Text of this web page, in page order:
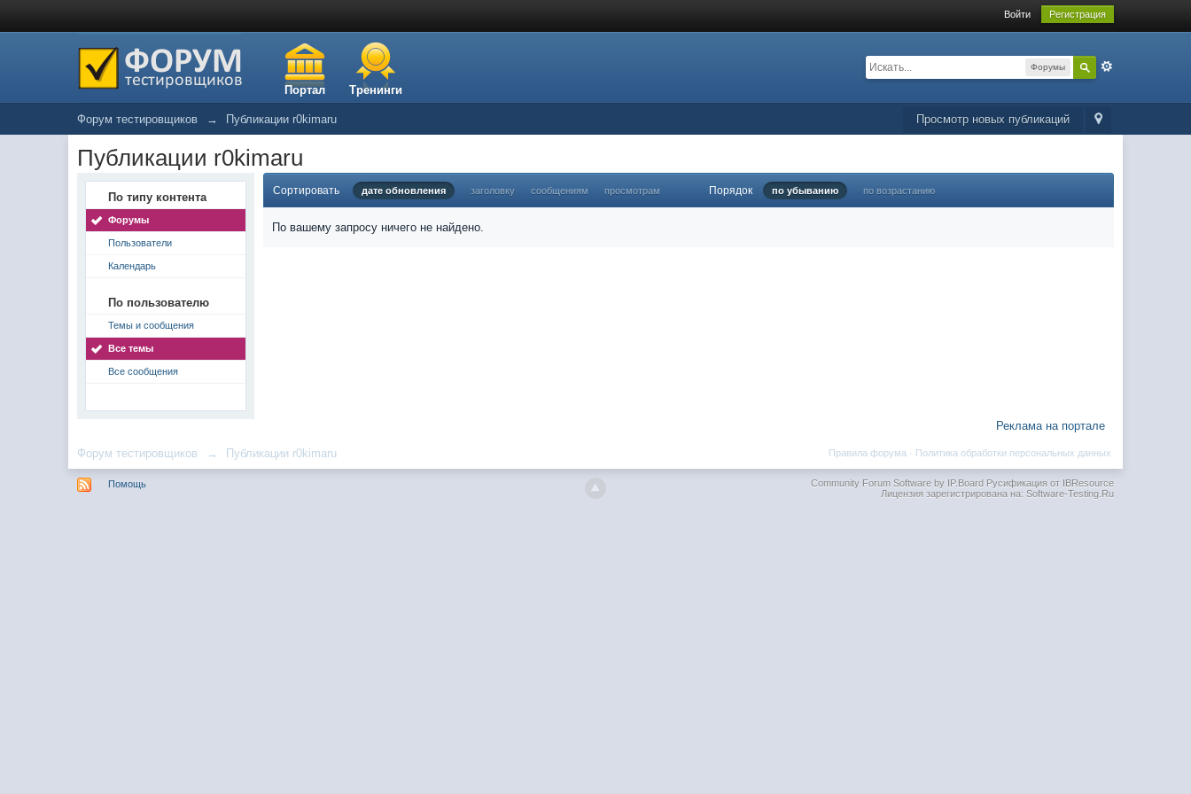
Войти Регистрация
Портал Тренинги
Форумы
Просмотр новых публикаций
Форум тестировщиков → Публикации r0kimaru
Публикации r0kimaru
По типу контента
Форумы
Пользователи
Календарь
По пользователю
Темы и сообщения
Все темы
Все сообщения
Сортировать дате обновления заголовку сообщениям просмотрам Порядок по убыванию по возрастанию
По вашему запросу ничего не найдено.
Реклама на портале
Форум тестировщиков → Публикации r0kimaru Политика обработки персональных данных
Правила форума ·
Помощь Community Forum Software by IP.BoardРусификация от IBResource
Лицензия зарегистрирована на: Software-Testing.Ru